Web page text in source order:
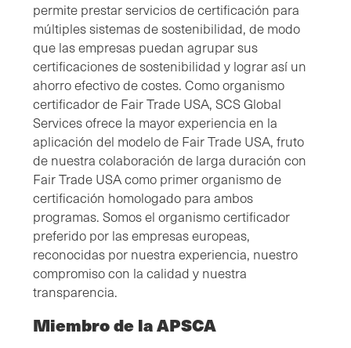
permite prestar servicios de certificación para
múltiples sistemas de sostenibilidad, de modo
que las empresas puedan agrupar sus
certificaciones de sostenibilidad y lograr así un
ahorro efectivo de costes. Como organismo
certificador de Fair Trade USA, SCS Global
Services ofrece la mayor experiencia en la
aplicación del modelo de Fair Trade USA, fruto
de nuestra colaboración de larga duración con
Fair Trade USA como primer organismo de
certificación homologado para ambos
programas. Somos el organismo certificador
preferido por las empresas europeas,
reconocidas por nuestra experiencia, nuestro
compromiso con la calidad y nuestra
transparencia.
Miembro de la APSCA